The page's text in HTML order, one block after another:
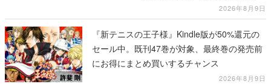
テージショーや没入型のホラー体験も楽しめ
る
2026年8月9日
『新テニスの王子様』Kindle版が50%還元の
セール中。既刊47巻が対象、最終巻の発売前
にお得にまとめ買いするチャンス
2026年8月9日